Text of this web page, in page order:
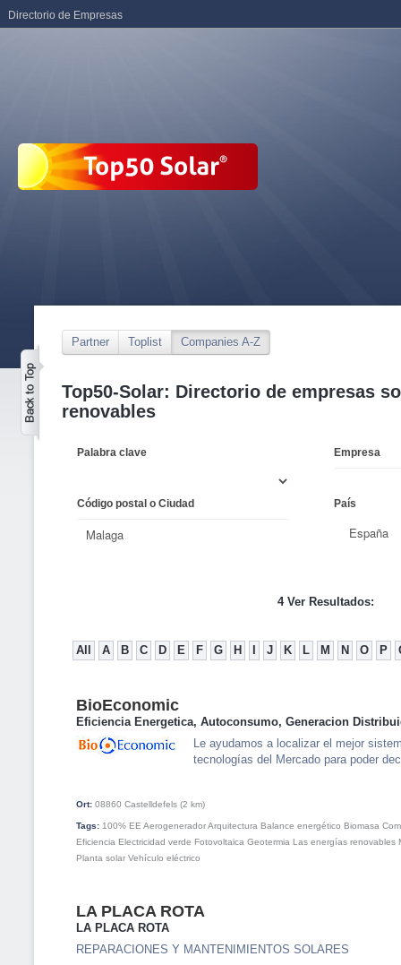
Partner Toplist Companies A-Z
Top50-Solar: Directorio de empresas
renovables
Palabra clave Empresa
Código postal o Ciudad País
4 Ver Resultados:
All A B C D E F G H J K L M N O P
BioEconomic
Eficiencia Energetica, Autoconsumo, Generacion
Le ayudamos a localizar el mejor
tecnologías del Mercado para poder
Ort: 08860 Castelldefels (2 km)
Tags: 100% EE AerogeneradorArquitectura Balance energético Biomasa
Eficiencia Electricidad verde Fotovoltaica Geotermia Las energías renovables
Planta solar Vehículo eléctrico
LA PLACA ROTA
LA PLACA ROTA
REPARACIONES Y MANTENIMIENTOS SOLARES
Directorio de Empresas